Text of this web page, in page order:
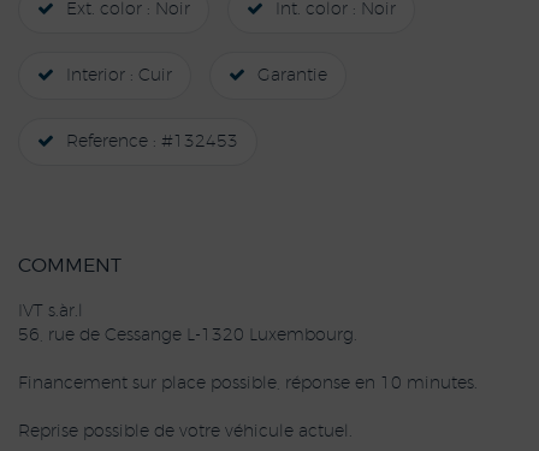
Ext. color : Noir Int. color : Noir
Interior : Cuir Garantie
Reference : #132453
COMMENT
IVT s.àr.l
56, rue de Cessange L-1320 Luxembourg.
Financement sur place possible, réponse en 10 minutes.
Reprise possible de votre véhicule actuel.